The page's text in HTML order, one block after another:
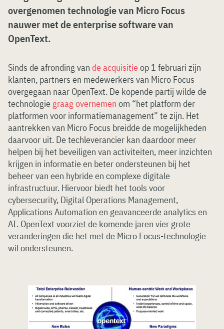
overgenomen technologie van Micro Focus
nauwer met de enterprise software van
OpenText.
Sinds de afronding van de acquisitieop 1 februari zijn
klanten, partners en medewerkers van Micro Focus
overgegaan naar OpenText. De kopende partij wilde de
technologie graag overnemen om “het platform der
platformen voor informatiemanagement” te zijn. Het
aantrekken van Micro Focus breidde de mogelijkheden
daarvoor uit. De techleverancier kan daardoor meer
helpen bij het beveiligen van activiteiten, meer inzichten
krijgen in informatie en beter ondersteunen bij het
beheer van een hybride en complexe digitale
infrastructuur. Hiervoor biedt het tools voor
cybersecurity, Digital Operations Management,
Applications Automation en geavanceerde analytics en
AI. OpenText voorziet de komende jaren vier grote
veranderingen die het met de Micro Focus-technologie
wil ondersteunen.